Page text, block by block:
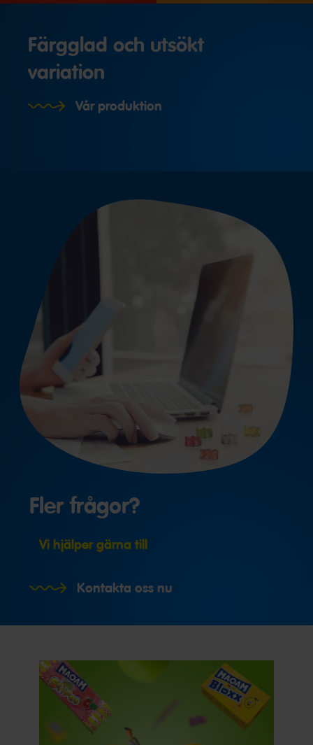
Färgglad och utsökt
variation
Vår produktion
Fler frågor?
Vi hjälper gärna till
Kontakta oss nu